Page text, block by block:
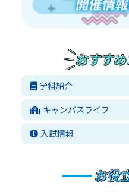
学科紹介
キャンパスライフ
入試情報